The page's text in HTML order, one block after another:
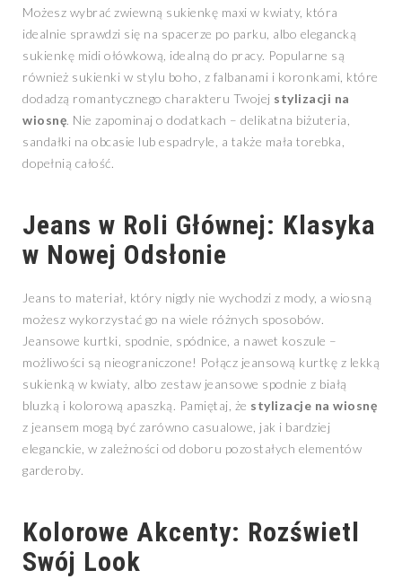
Możesz wybrać zwiewną sukienkę maxi w kwiaty, która
idealnie sprawdzi się na spacerze po parku, albo elegancką
sukienkę midi ołówkową, idealną do pracy. Popularne są
również sukienki w stylu boho, z falbanami i koronkami, które
dodadzą romantycznego charakteru Twojej stylizacji na
wiosnę. Nie zapominaj o dodatkach – delikatna biżuteria,
sandałki na obcasie lub espadryle, a także mała torebka,
dopełnią całość.
Jeans w Roli Głównej: Klasyka
w Nowej Odsłonie
Jeans to materiał, który nigdy nie wychodzi z mody, a wiosną
możesz wykorzystać go na wiele różnych sposobów.
Jeansowe kurtki, spodnie, spódnice, a nawet koszule –
możliwości są nieograniczone! Połącz jeansową kurtkę z lekką
sukienką w kwiaty, albo zestaw jeansowe spodnie z białą
bluzką i kolorową apaszką. Pamiętaj, że stylizacje na wiosnę
z jeansem mogą być zarówno casualowe, jak i bardziej
eleganckie, w zależności od doboru pozostałych elementów
garderoby.
Kolorowe Akcenty: Rozświetl
Swój Look